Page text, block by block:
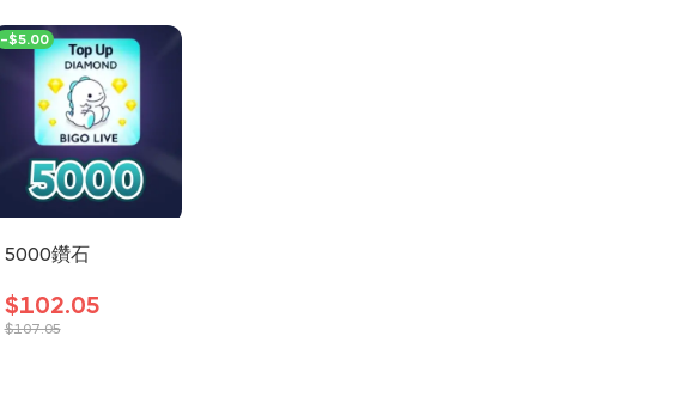
5000鑽石
$102.05
$107.05
-$5.00